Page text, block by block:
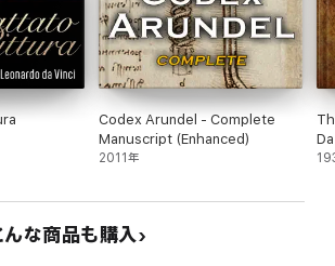
Codex Arundel - Complete
Manuscript (Enhanced)
2011年
んな商品も購入